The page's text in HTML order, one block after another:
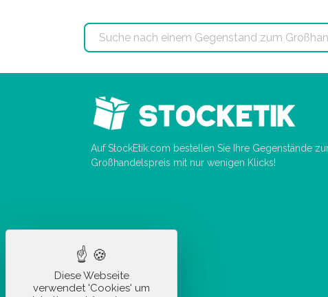
Auf StockEtik.com bestellen Sie Ihre Gegenstände
Großhandelspreis mit nur wenigen Klicks!
Diese Webseite
verwendet 'Cookies' um